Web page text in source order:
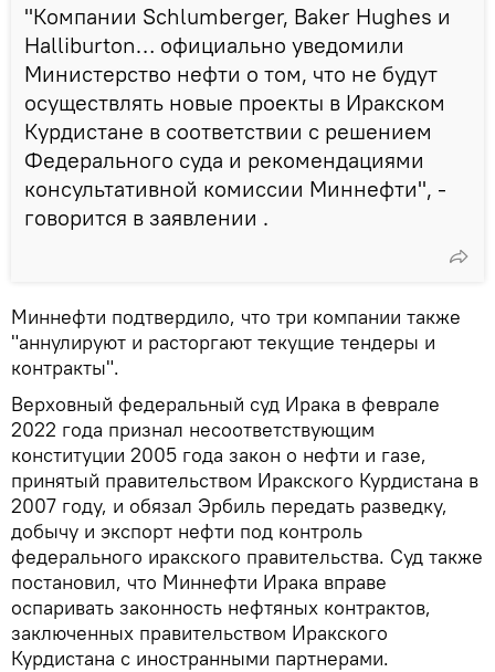
"Компании Schlumberger, Baker Hughes и
Halliburton… официально уведомили
Министерство нефти о том, что не будут
осуществлять новые проекты в Иракском
Курдистане в соответствии с решением
Федерального суда и рекомендациями
консультативной комиссии Миннефти", -
говорится в заявлении .
Миннефти подтвердило, что три компании также
"аннулируют и расторгают текущие тендеры и
контракты".
Верховный федеральный суд Ирака в феврале
2022 года признал несоответствующим
конституции 2005 года закон о нефти и газе,
принятый правительством Иракского Курдистана в
2007 году, и обязал Эрбиль передать разведку,
добычу и экспорт нефти под контроль
федерального иракского правительства. Суд также
постановил, что Миннефти Ирака вправе
оспаривать законность нефтяных контрактов,
заключенных правительством Иракского
Курдистана с иностранными партнерами.